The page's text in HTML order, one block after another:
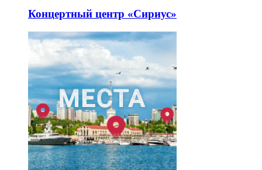
Концертный центр «Сириус»